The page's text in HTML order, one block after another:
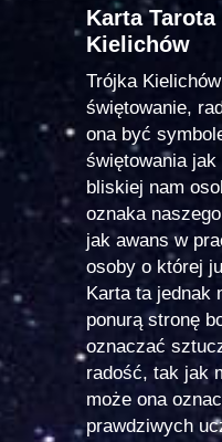
Karta
Kielichów
Trójka
świętowanie,
ona być
świętowania
bliskiej nam
oznaka
jak awans w
osoby o której
Karta ta jednak
ponurą stronę
oznaczać
radość, tak jak
może ona
prawdziwych